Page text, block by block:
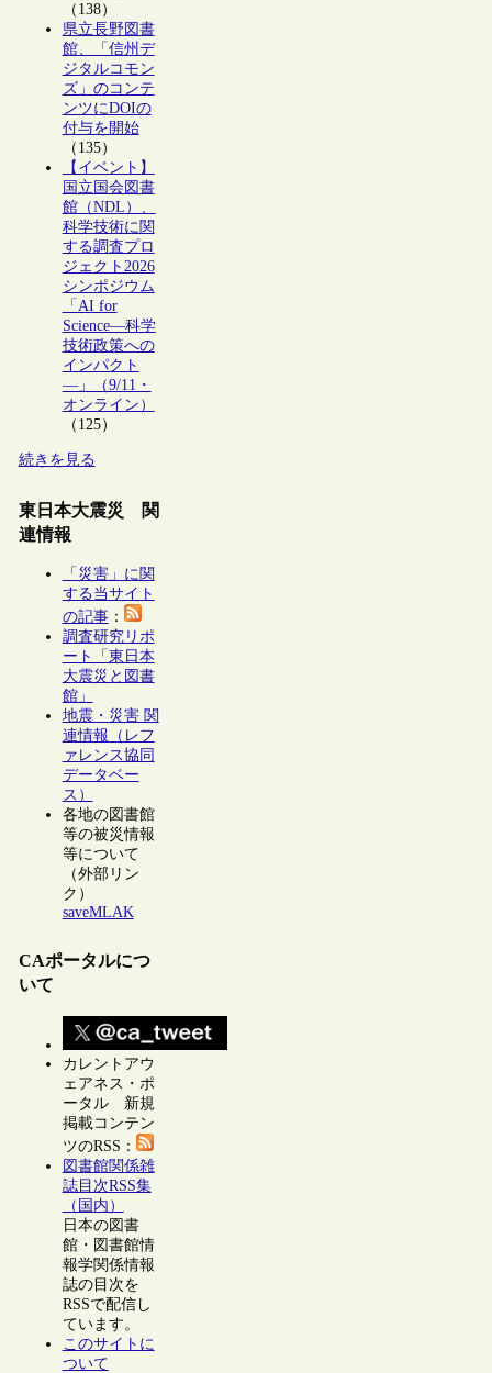
（138）
県立長野図書
館、「信州デ
ジタルコモン
ズ」のコンテ
ンツにDOIの
付与を開始
（135）
【イベント】
国立国会図書
館（NDL）、
科学技術に関
する調査プロ
ジェクト2026
シンポジウム
「AI for
Science―科学
技術政策への
インパクト
―」（9/11・
オンライン）
（125）
続きを見る
東日本大震災 関
連情報
「災害」に関
する当サイト
の記事：
調査研究リポ
ート「東日本
大震災と図書
館」
地震・災害 関
連情報（レフ
ァレンス協同
データベー
ス）
各地の図書館
等の被災情報
等について
（外部リン
ク）
saveMLAK
CAポータルにつ
いて
カレントアウ
ェアネス・ポ
ータル 新規
掲載コンテン
ツのRSS：
図書館関係雑
誌目次RSS集
（国内）
日本の図書
館・図書館情
報学関係情報
誌の目次を
RSSで配信し
ています。
このサイトに
ついて